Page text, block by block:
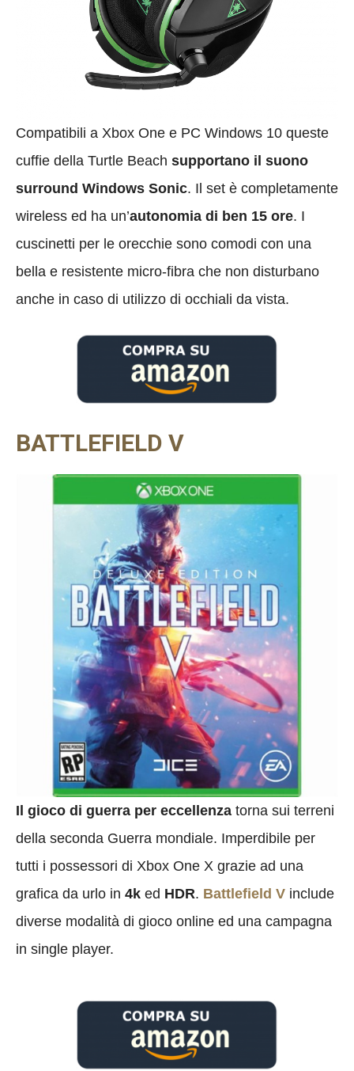
Compatibili a Xbox One e PC Windows 10 queste
cuffie della Turtle Beach supportano il suono
surround Windows Sonic. Il set è completamente
wireless ed ha un’autonomia di ben 15 ore. I
cuscinetti per le orecchie sono comodi con una
bella e resistente micro-fibra che non disturbano
anche in caso di utilizzo di occhiali da vista.
BATTLEFIELD V
Il gioco di guerra per eccellenza torna sui terreni
della seconda Guerra mondiale. Imperdibile per
tutti i possessori di Xbox One X grazie ad una
grafica da urlo in 4k ed HDR. Battlefield V include
diverse modalità di gioco online ed una campagna
in single player.